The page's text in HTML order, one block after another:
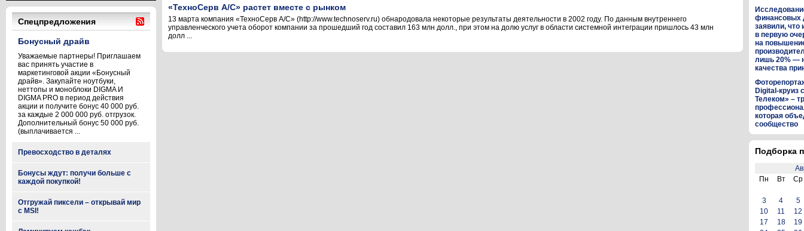
Спецпредложения
Бонусный драйв
Уважаемые партнеры! Приглашаем
вас принять участие в
маркетинговой акции «Бонусный
драйв». Закупайте ноутбуки,
неттопы и моноблоки DIGMA И
DIGMA PRO в период действия
акции и получите бонус 40 000 руб.
за каждые 2 000 000 руб. отгрузок.
Дополнительный бонус 50 000 руб.
(выплачивается ...
Превосходство в деталях
Бонусы ждут: получи больше с
каждой покупкой!
Отгружай пиксели – открывай мир
с MSI!
«ТехноСерв А/С» растет вместе с рынком
13 марта компания «ТехноСерв А/С» (http://www.technoserv.ru) обнародовала некоторые результаты деятельности в 2002 году. По данным внутреннего
управленческого учета оборот компании за прошедший год составил 163 млн долл., при этом на долю услуг в области системной интеграции пришлось 43 млн
долл ...
финансовых
заявили, что
в первую
на
лишь 20% —
качества
Digital-круиз
Телеком» –
которая
сообщество
Подборка
Пн
Вт Ср
3 4
5
10
11
12
17
18
19